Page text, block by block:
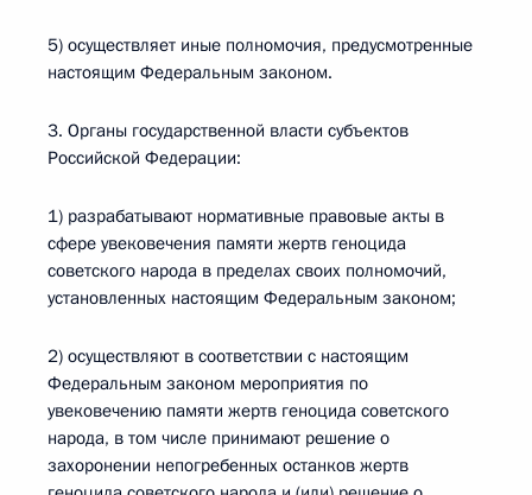
5) осуществляет иные полномочия, предусмотренные
настоящим Федеральным законом.
3. Органы государственной власти субъектов
Российской Федерации:
1) разрабатывают нормативные правовые акты в
сфере увековечения памяти жертв геноцида
советского народа в пределах своих полномочий,
установленных настоящим Федеральным законом;
2) осуществляют в соответствии с настоящим
Федеральным законом мероприятия по
увековечению памяти жертв геноцида советского
народа, в том числе принимают решение о
захоронении непогребенных останков жертв